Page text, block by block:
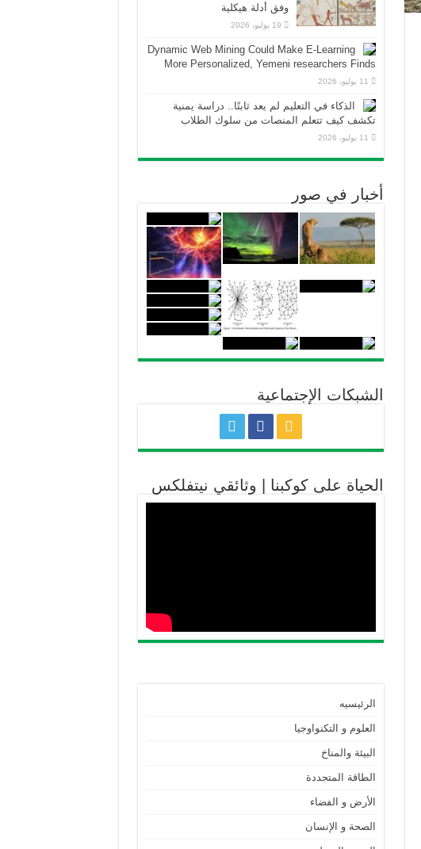
وفق أدلة هيكلية
19 يوليو، 2026
Dynamic Web Mining Could Make E-Learning
More Personalized, Yemeni researchers Finds
11 يوليو، 2026
الذكاء في التعليم لم يعد ثابتًا.. دراسة يمنية
تكشف كيف تتعلم المنصات من سلوك الطلاب
11 يوليو، 2026
أخبار في صور
الشبكات الإجتماعية
الحياة على كوكبنا | وثائقي نيتفلكس
الرئيسيه
العلوم و التكنواوجيا
البيئة والمناخ
الطاقة المتجددة
الأرض و الفضاء
الصحة و الإنسان